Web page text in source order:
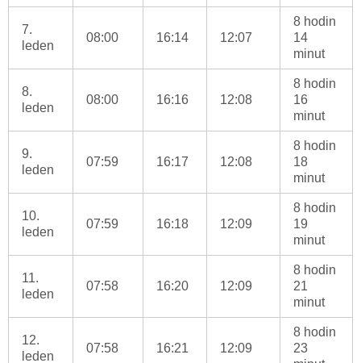
7.
leden
08:00 16:14 12:07
8 hodin
14
minut
8.
leden
08:00 16:16 12:08
8 hodin
16
minut
9.
leden
07:59 16:17 12:08
8 hodin
18
minut
10.
leden
07:59 16:18 12:09
8 hodin
19
minut
11.
leden
07:58 16:20 12:09
8 hodin
21
minut
12.
leden
07:58 16:21 12:09
8 hodin
23